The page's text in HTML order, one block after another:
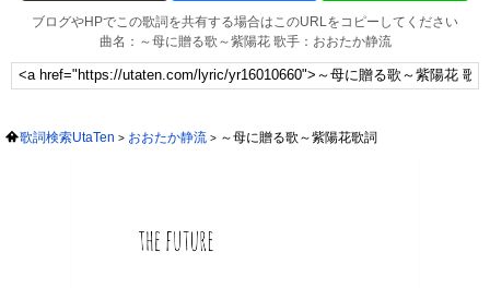
ブログやHPでこの歌詞を共有する場合はこのURLをコピーしてください
曲名：～母に贈る歌～紫陽花 歌手：おおたか静流
歌詞検索UtaTen おおたか静流 ～母に贈る歌～紫陽花歌詞